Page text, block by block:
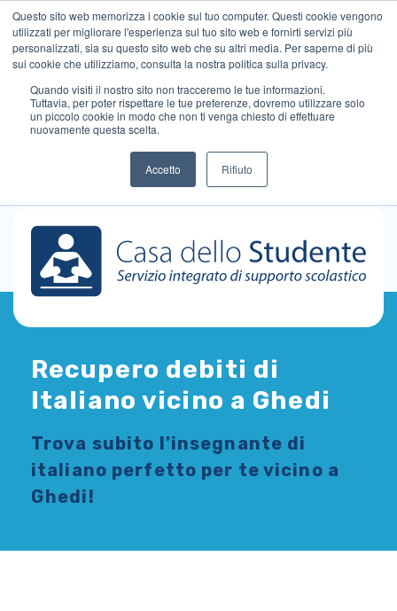
Questo sito web memorizza i cookie sul tuo computer. Questi cookie vengono
utilizzati per migliorare l'esperienza sul tuo sito web e fornirti servizi più
personalizzati, sia su questo sito web che su altri media. Per saperne di più
sui cookie che utilizziamo, consulta la nostra politica sulla privacy.
Quando visiti il ​​nostro sito non tracceremo le tue informazioni.
Tuttavia, per poter rispettare le tue preferenze, dovremo utilizzare solo
un piccolo cookie in modo che non ti venga chiesto di effettuare
nuovamente questa scelta.
Accetto Rifiuto
Recupero debiti di
Italiano vicino a Ghedi
Trova subito l'insegnante di
italiano perfetto per te vicino a
Ghedi!